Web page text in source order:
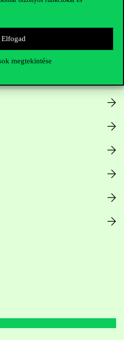
Elfogad
megtekintése